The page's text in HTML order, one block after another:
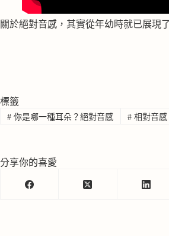
關於絕對音感，其實從年幼時就已展現
標籤
#你是哪一種耳朵？絕對音感 #相對音感
分享你的喜愛